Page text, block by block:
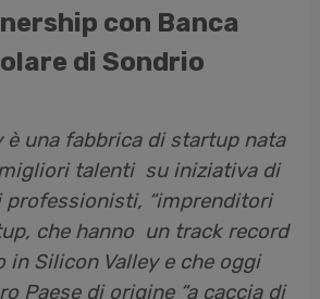
con Banca
di Sondrio
è una fabbrica di startup nata
talenti su iniziativa di
professionisti, “imprenditori
che hanno un track record
in Silicon Valley e che oggi
Paese di origine “a caccia di